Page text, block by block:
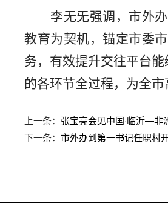
李无旡强调，市外
教育为契机，锚定市委
务，有效提升交往平台
的各环节全过程， 为全市
上一条： 张宝亮会见中国·临沂—非
下一条： 市外办到第一书记任职村